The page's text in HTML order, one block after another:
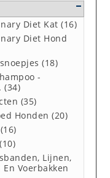
Diet Kat (16)
Diet Hond
(18)
-
(34)
(35)
Honden (20)
Lijnen,
Voerbakken